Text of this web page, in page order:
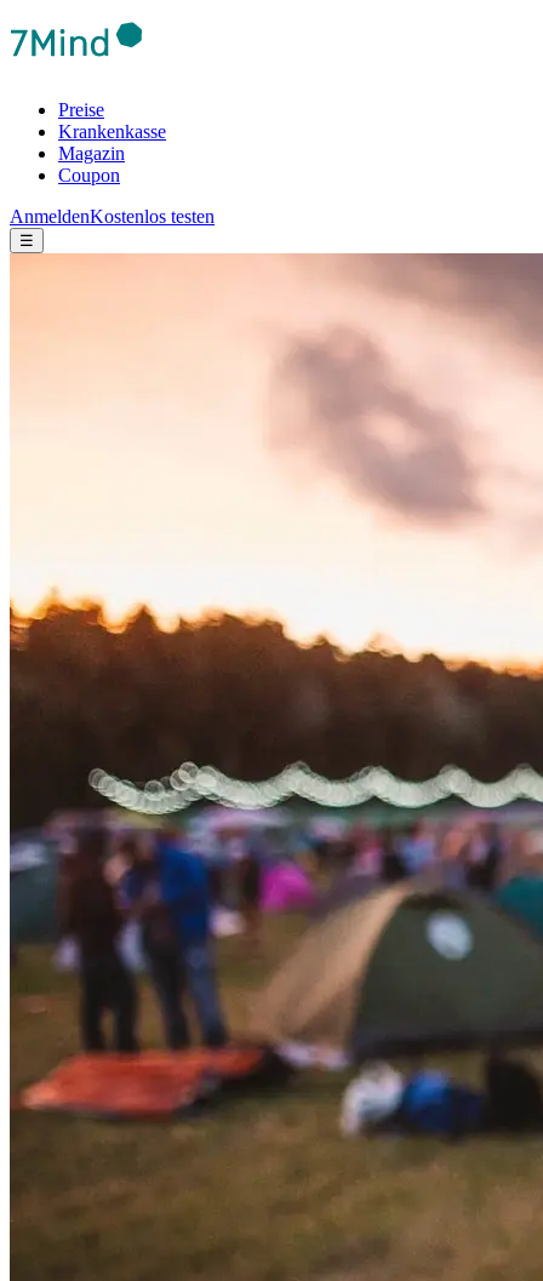
Preise
Krankenkasse
Magazin
Coupon
AnmeldenKostenlos testen
☰